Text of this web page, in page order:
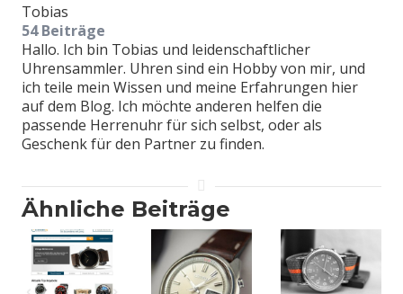
Tobias
54 Beiträge
Hallo. Ich bin Tobias und leidenschaftlicher
Uhrensammler. Uhren sind ein Hobby von mir, und
ich teile mein Wissen und meine Erfahrungen hier
auf dem Blog. Ich möchte anderen helfen die
passende Herrenuhr für sich selbst, oder als
Geschenk für den Partner zu finden.
Ähnliche Beiträge